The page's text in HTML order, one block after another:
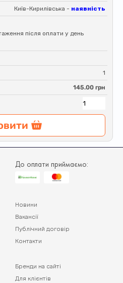
Київ-Кирилівська - наявність
після оплати у день
1
145.00 грн
До оплати приймаємо:
Новини
Вакансії
Публічний договір
Контакти
Бренди на сайті
Для клієнтів